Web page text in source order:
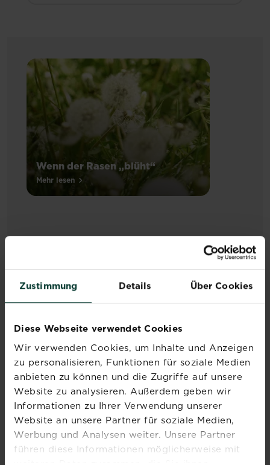
Zustimmung Details Über Cookies
Diese Webseite verwendet Cookies
Wir verwenden Cookies, um Inhalte und Anzeigen
zu personalisieren, Funktionen für soziale Medien
anbieten zu können und die Zugriffe auf unsere
Website zu analysieren. Außerdem geben wir
Informationen zu Ihrer Verwendung unserer
Website an unsere Partner für soziale Medien,
Werbung und Analysen weiter. Unsere Partner
führen diese Informationen möglicherweise mit
Wenn der Rasen „blüht“
…
sogenannten
Unkräutern
sich
oder
Unkraut
massiv
im
Rasen
aus,
wird
händisches
Mehr lesen
über Wenn der Rasen „blüht“
Die Vielfalt der Wildkräuter
Unkraut
ist
nicht
gleich
Unkraut.
Wildkräuter
haben
unterschiedliche
Mehr lesen
über Die Vielfalt der Wildkräuter